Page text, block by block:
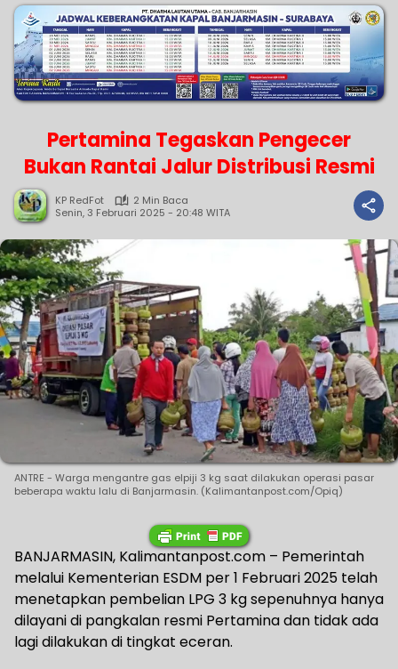
Pertamina Tegaskan Pengecer
Bukan Rantai Jalur Distribusi Resmi
KP RedFot
2 Min Baca
Senin, 3 Februari 2025 - 20:48 WITA
ANTRE - Warga mengantre gas elpiji 3 kg saat dilakukan operasi pasar
beberapa waktu lalu di Banjarmasin. (Kalimantanpost.com/Opiq)
BANJARMASIN, Kalimantanpost.com – Pemerintah
melalui Kementerian ESDM per 1 Februari 2025 telah
menetapkan pembelian LPG 3 kg sepenuhnya hanya
dilayani di pangkalan resmi Pertamina dan tidak ada
lagi dilakukan di tingkat eceran.